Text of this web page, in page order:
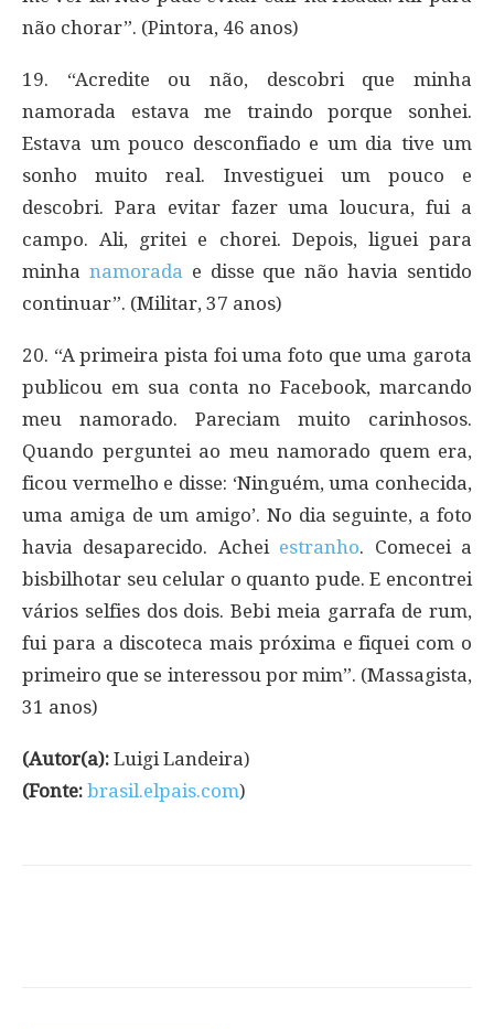
não chorar”. (Pintora, 46 anos)
19. “Acredite ou não, descobri que minha
namorada estava me traindo porque sonhei.
Estava um pouco desconfiado e um dia tive um
sonho muito real. Investiguei um pouco e
descobri. Para evitar fazer uma loucura, fui a
campo. Ali, gritei e chorei. Depois, liguei para
minha namorada e disse que não havia sentido
continuar”. (Militar, 37 anos)
20. “A primeira pista foi uma foto que uma garota
publicou em sua conta no Facebook, marcando
meu namorado. Pareciam muito carinhosos.
Quando perguntei ao meu namorado quem era,
ficou vermelho e disse: ‘Ninguém, uma conhecida,
uma amiga de um amigo’. No dia seguinte, a foto
havia desaparecido. Achei estranho. Comecei a
bisbilhotar seu celular o quanto pude. E encontrei
vários selfies dos dois. Bebi meia garrafa de rum,
fui para a discoteca mais próxima e fiquei com o
primeiro que se interessou por mim”. (Massagista,
31 anos)
(Autor(a): Luigi Landeira)
(Fonte: brasil.elpais.com)